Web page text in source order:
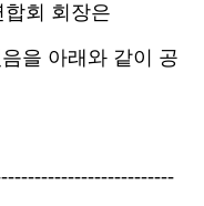
합회 회장은
을 아래와 같이 공